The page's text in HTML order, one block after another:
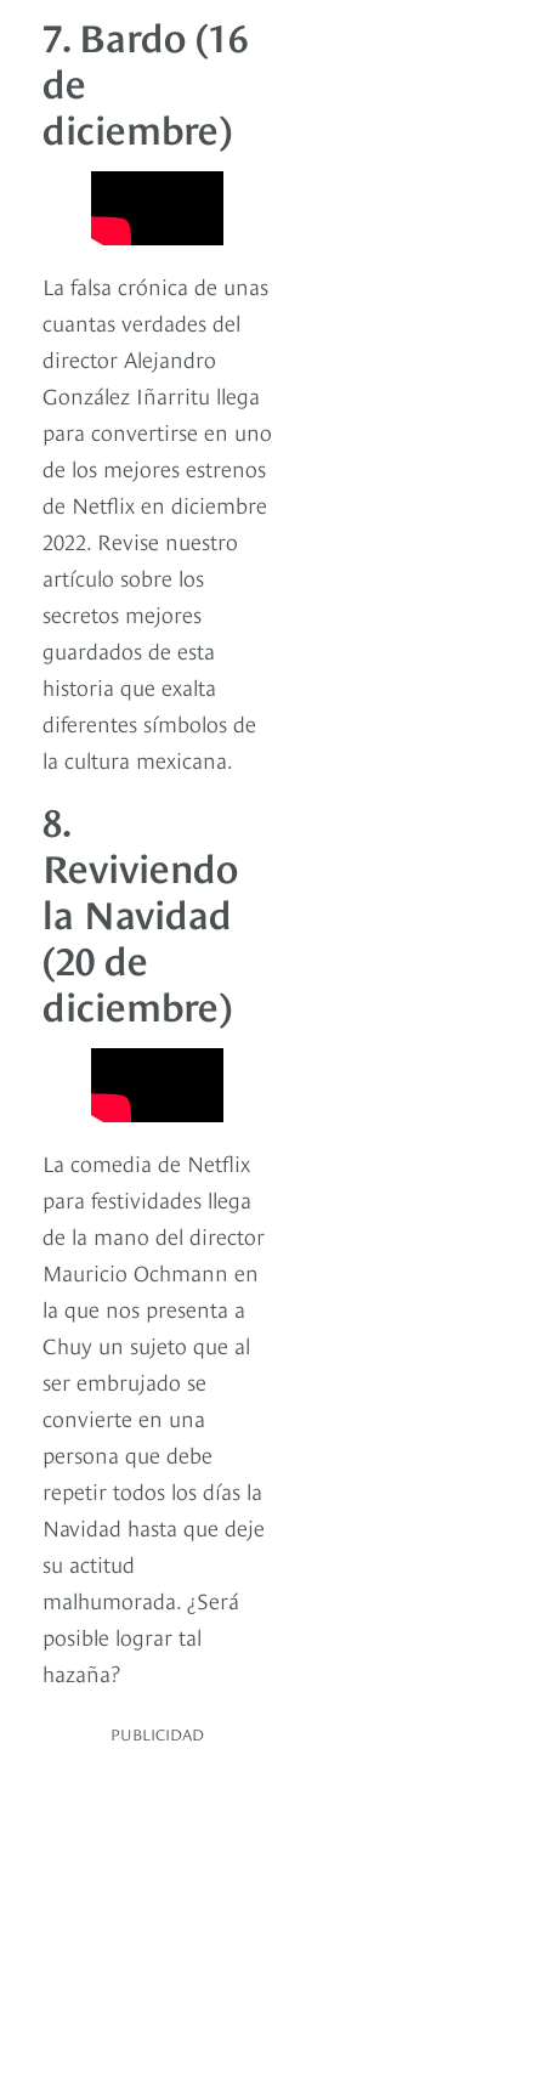
7. Bardo (16
de
diciembre)
La falsa crónica de unas
cuantas verdades del
director Alejandro
González Iñarritu llega
para convertirse en uno
de los mejores estrenos
de Netflix en diciembre
2022. Revise nuestro
artículo sobre los
secretos mejores
guardados de esta
historia que exalta
diferentes símbolos de
la cultura mexicana.
8.
Reviviendo
la Navidad
(20 de
diciembre)
La comedia de Netflix
para festividades llega
de la mano del director
Mauricio Ochmann en
la que nos presenta a
Chuy un sujeto que al
ser embrujado se
convierte en una
persona que debe
repetir todos los días la
Navidad hasta que deje
su actitud
malhumorada. ¿Será
posible lograr tal
hazaña?
PUBLICIDAD